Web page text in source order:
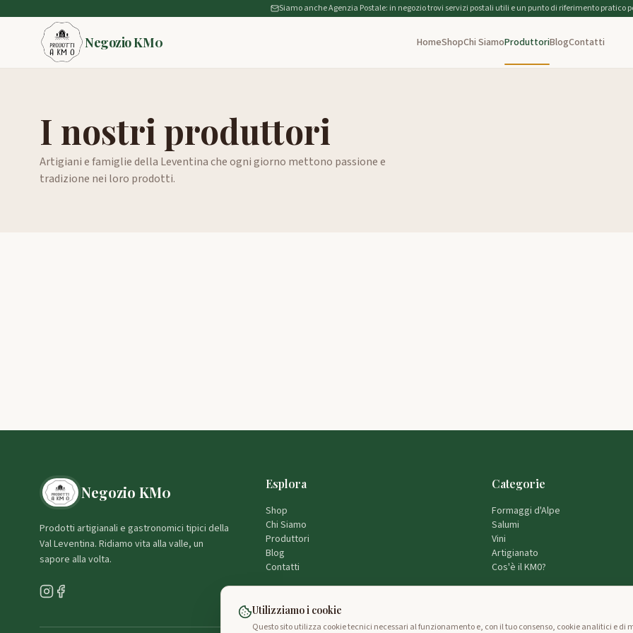
Utilizziamo i cookie
Questo sito utilizza cookie tecnici necessari al funzionamento e, con il tuo consenso, cookie analitici e di
Siamo anche Agenzia Postale: in negozio trovi servizi postali utili e un punto di riferimento pratico
Negozio KM0 HomeShopChi SiamoProduttoriBlogContatti
I nostri produttori
Artigiani e famiglie della Leventina che ogni giorno mettono passione e
tradizione nei loro prodotti.
Negozio KM0
Prodotti artigianali e gastronomici tipici della
Val Leventina. Ridiamo vita alla valle, un
sapore alla volta.
Esplora
Shop
Chi Siamo
Produttori
Blog
Contatti
Categorie
Formaggi d'Alpe
Salumi
Vini
Artigianato
Cos'è il KM0?